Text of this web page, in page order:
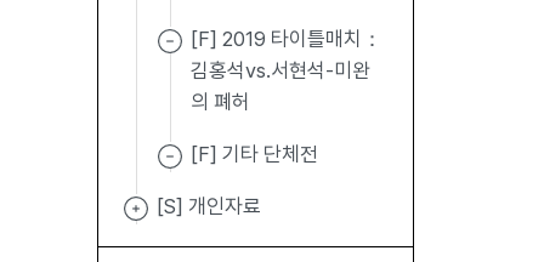
[F] 2019 타이틀매치：
김홍석vs.서현석-미완
의 폐허
[F] 기타 단체전
[S] 개인자료